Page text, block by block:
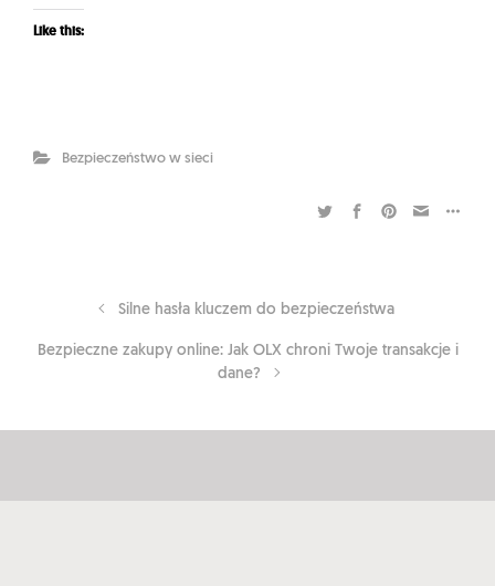
Like this:
Bezpieczeństwo w sieci
Silne hasła kluczem do bezpieczeństwa
Bezpieczne zakupy online: Jak OLX chroni Twoje transakcje i
dane?